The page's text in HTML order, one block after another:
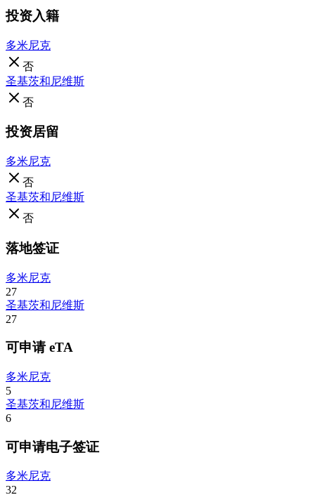
投资入籍
多米尼克
否
圣基茨和尼维斯
否
投资居留
多米尼克
否
圣基茨和尼维斯
否
落地签证
多米尼克
27
圣基茨和尼维斯
27
可申请 eTA
多米尼克
5
圣基茨和尼维斯
6
可申请电子签证
多米尼克
32